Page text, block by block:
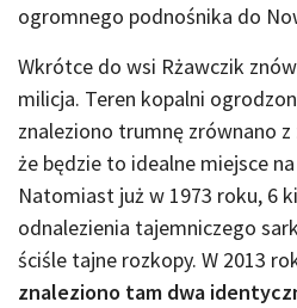
ogromnego podnośnika do
Wkrótce do wsi Rżawczik
milicja. Teren kopalni
znaleziono trumnę zrównano
że będzie to idealne miejsce
Natomiast już w 1973 roku, 6
odnalezienia tajemniczego
ściśle tajne rozkopy. W 2013
znaleziono tam dwa